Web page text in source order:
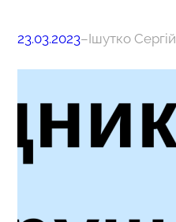
23.03.2023–Ішутко Сергій